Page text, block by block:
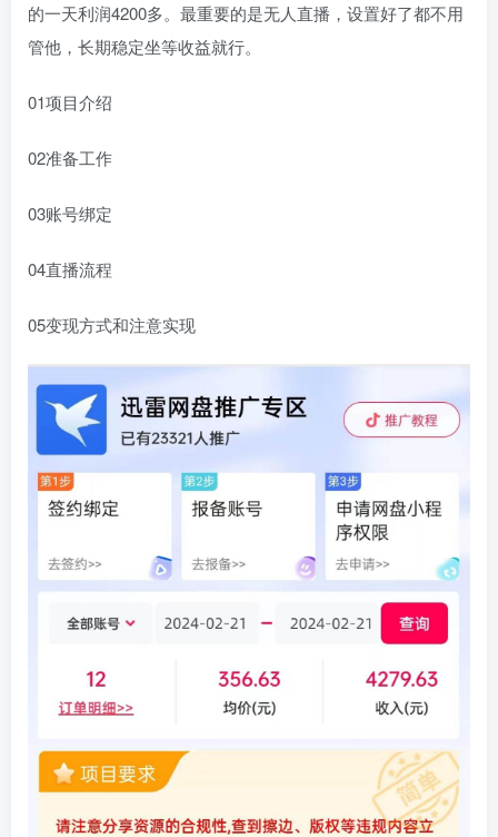
的一天利润4200多。最重要的是无人直播，设置好了都不用
管他，长期稳定坐等收益就行。
01项目介绍
02准备工作
03账号绑定
04直播流程
05变现方式和注意实现